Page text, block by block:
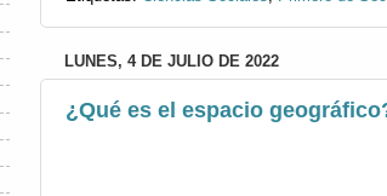
LUNES, 4 DE JULIO DE 2022
¿Qué es el espacio